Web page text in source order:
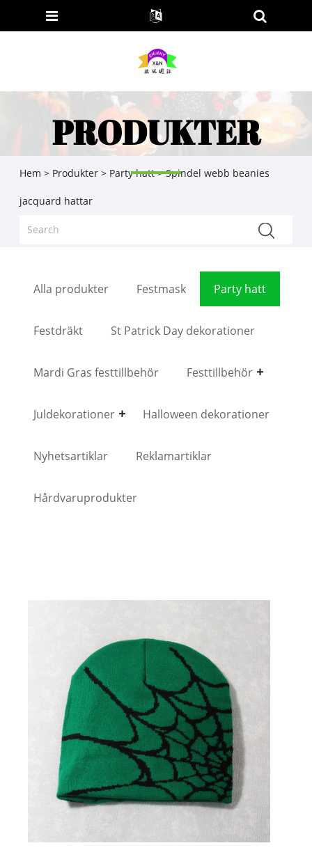
PRODUKTER
Hem > Produkter> Party hatt> Spindel webb beanies
jacquard hattar
Alla produkter Festmask Party hatt
Festdräkt St Patrick Day dekorationer
Mardi Gras festtillbehör Festtillbehör
Juldekorationer Halloween dekorationer
Nyhetsartiklar Reklamartiklar
Hårdvaruprodukter